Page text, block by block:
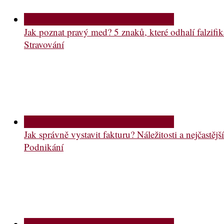
Jak poznat pravý med? 5 znaků, které odhalí
Stravování
Jak správně vystavit fakturu? Náležitosti a
Podnikání